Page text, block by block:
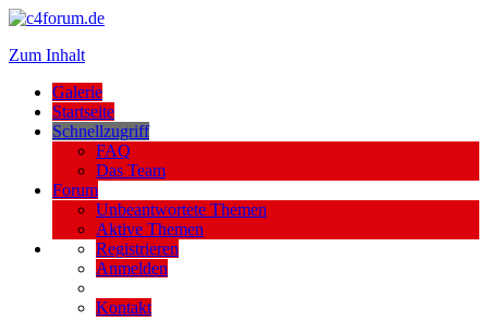
Zum Inhalt
Galerie
Startseite
Schnellzugriff
FAQ
Das Team
Forum
Unbeantwortete Themen
Aktive Themen
Registrieren
Anmelden
Kontakt